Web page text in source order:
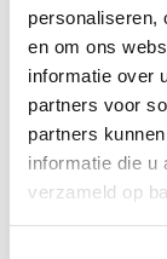
personaliseren,
en om ons
informatie over
partners voor
partners
informatie die u
verzameld op
Reactie